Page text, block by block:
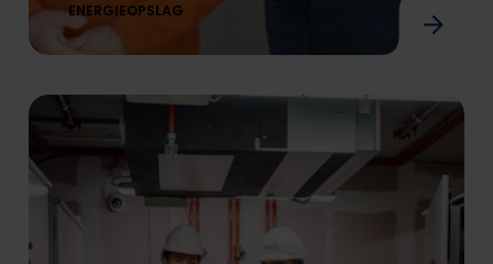
ENERGIEOPSLAG